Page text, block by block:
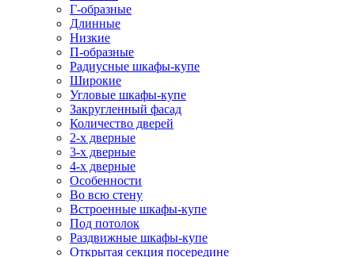
Г-образные
Длинные
Низкие
П-образные
Радиусные шкафы-купе
Широкие
Угловые шкафы-купе
Закругленный фасад
Количество дверей
2-х дверные
3-х дверные
4-х дверные
Особенности
Во всю стену
Встроенные шкафы-купе
Под потолок
Раздвижные шкафы-купе
Открытая секция посередине